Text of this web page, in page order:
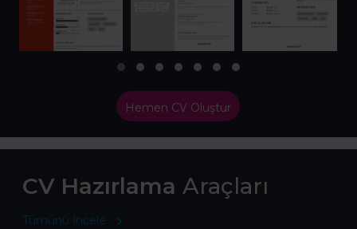
Hemen CV Oluştur
CV Hazırlama Araçları
Tümünü İncele